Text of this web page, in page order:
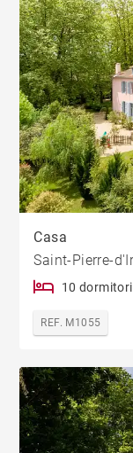
Casa
Saint-Pierre-
10
REF. M1055